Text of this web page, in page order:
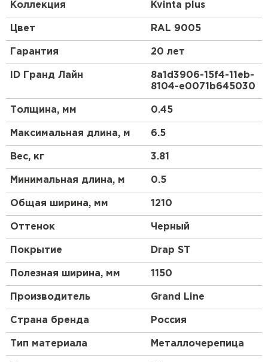
Преимущества:
Геометрия волны и высота ступеньки 30 мм
повторяют профиль натуральной черепицы.
3D рез, повторяющий геометрию волны.
Коллекция Kvinta plus
Цвет RAL 9005
Гарантия 20 лет
ID Гранд Лайн
8a1d3906-15f4-11eb-
8104-e0071b645030
Толщина, мм 0.45
Максимальная длина, м 6.5
Вес, кг 3.81
Минимальная длина, м 0.5
Общая ширина, мм 1210
Оттенок Черный
Покрытие Drap ST
Полезная ширина, мм 1150
Производитель Grand Line
Страна бренда Россия
Тип материала Металлочерепица